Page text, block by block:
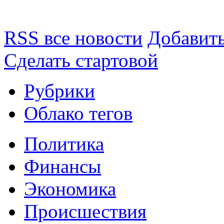
RSS все новости
Сделать стартовой
Рубрики
Облако тегов
Политика
Финансы
Экономика
Происшествия